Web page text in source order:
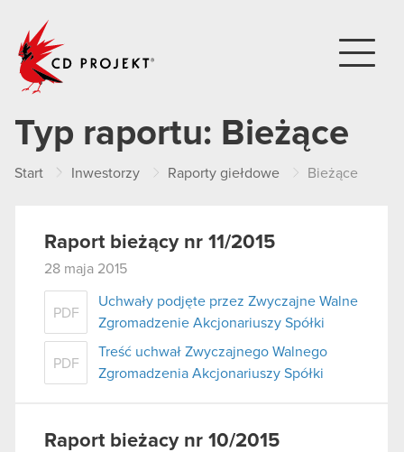
Typ raportu: Bieżące
Start Inwestorzy Raporty giełdowe Bieżące
Raport bieżący nr 11/2015
28 maja 2015
PDF
Uchwały podjęte przez Zwyczajne Walne
Zgromadzenie Akcjonariuszy Spółki
PDF
Treść uchwał Zwyczajnego Walnego
Zgromadzenia Akcjonariuszy Spółki
Raport bieżacy nr 10/2015